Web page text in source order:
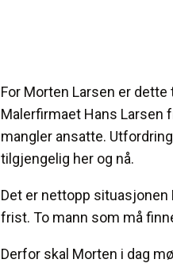
For Morten Larsen er
Malerfirmaet Hans Larsen
mangler ansatte.
tilgjengelig her og nå.
Det er nettopp
frist. To mann som må
Derfor skal Morten i dag